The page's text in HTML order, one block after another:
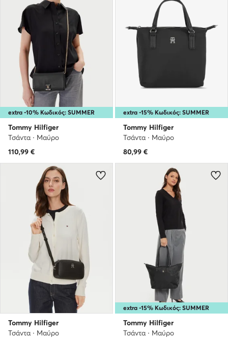
extra -10% Κωδικός: SUMMER
Tommy Hilfiger
Τσάντα · Μαύρο
110,99 €
extra -15% Κωδικός: SUMMER
Tommy Hilfiger
Τσάντα · Μαύρο
80,99 €
Tommy Hilfiger
Τσάντα · Μαύρο
extra -15% Κωδικός: SUMMER
Tommy Hilfiger
Τσάντα · Μαύρο